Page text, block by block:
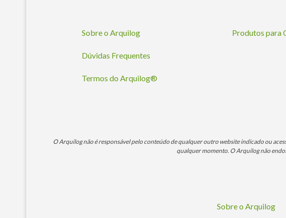
Sobre o Arquilog
Dúvidas Frequentes
Termos do Arquilog®
Produtos para
O Arquilog não é responsável pelo conteúdo de qualquer outro website indicado ou
qualquer momento. O Arquilog não
Sobre o Arquilog